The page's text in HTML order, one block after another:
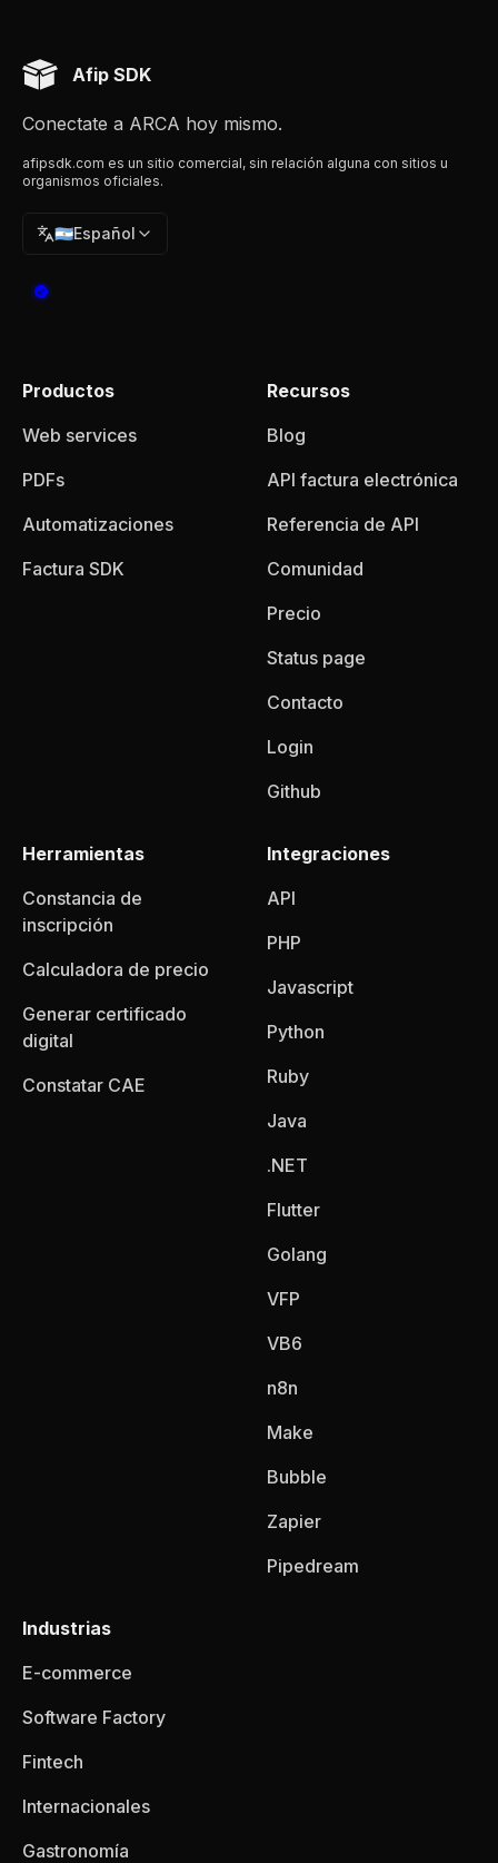
Afip SDK
Conectate a ARCA hoy mismo.
afipsdk.com es un sitio comercial, sin relación alguna con sitios u
organismos oficiales.
🇦🇷Español
Productos
Web services
PDFs
Automatizaciones
Factura SDK
Recursos
Blog
API factura electrónica
Referencia de API
Comunidad
Precio
Status page
Contacto
Login
Github
Herramientas
Constancia de
inscripción
Calculadora de precio
Generar certificado
digital
Constatar CAE
Integraciones
API
PHP
Javascript
Python
Ruby
Java
.NET
Flutter
Golang
VFP
VB6
n8n
Make
Bubble
Zapier
Pipedream
Industrias
E-commerce
Software Factory
Fintech
Internacionales
Gastronomía